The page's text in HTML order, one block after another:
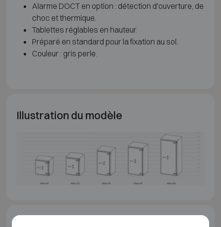
Alarme DOCT en option : détection d'ouverture, de
choc et thermique.
Tablettes réglables en hauteur.
Préparé en standard pour la fixation au sol.
Couleur : gris perle.
Illustration du modèle